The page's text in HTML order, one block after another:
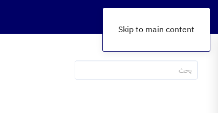
Skip to main content